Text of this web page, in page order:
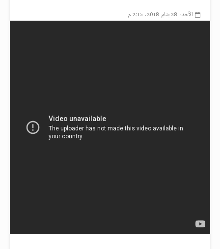
الأحد، 28 يناير 2018، 2:15 م